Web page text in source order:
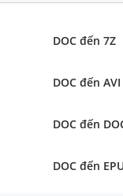
DOC đến 7Z
DOC đến AVI
DOC đến
DOC đến